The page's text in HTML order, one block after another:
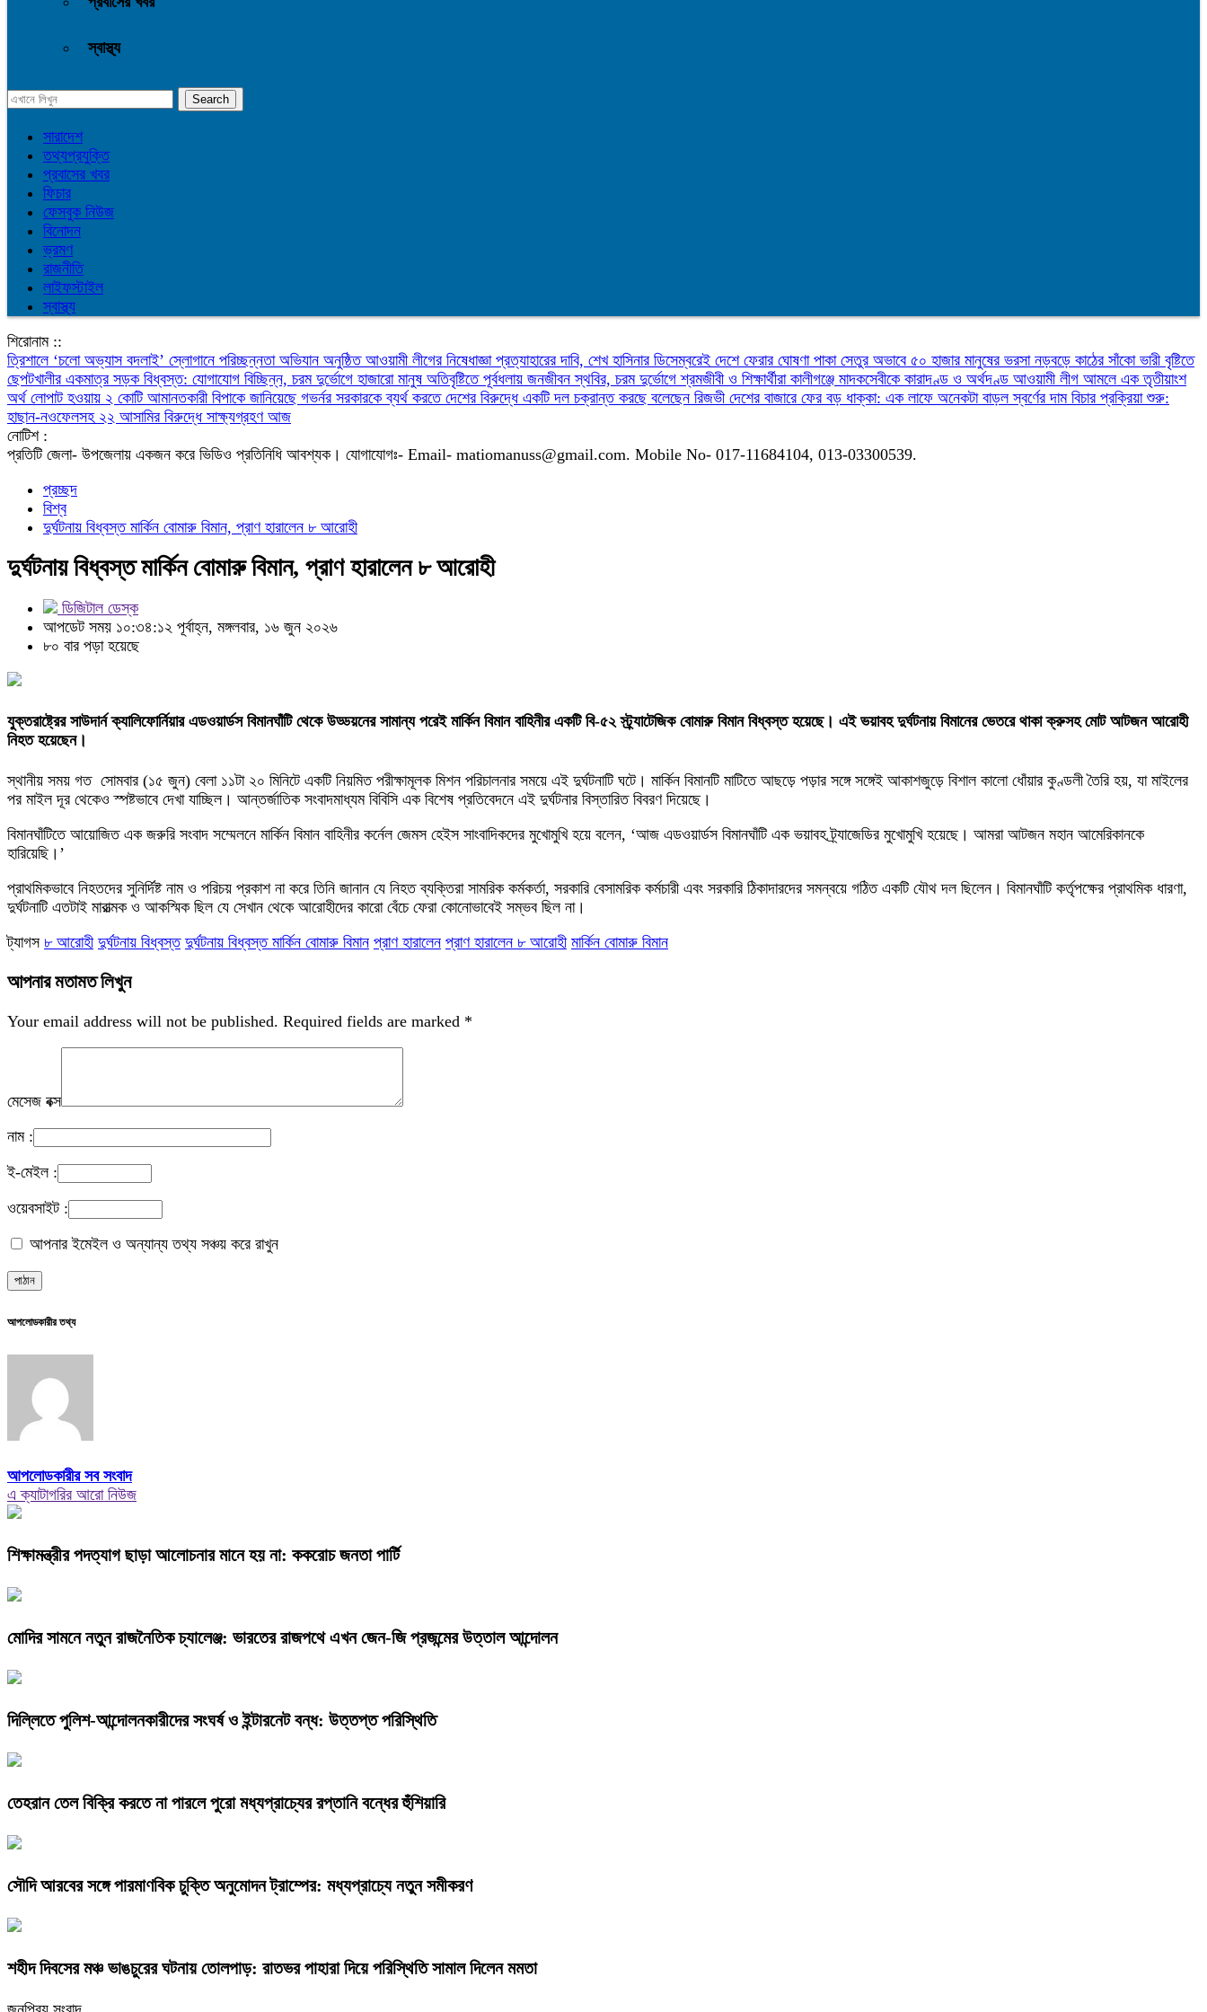
স্বাস্থ্য
সারাদেশ
তথ্যপ্রযুক্তি
প্রবাসের খবর
ফিচার
ফেসবুক নিউজ
বিনোদন
ভ্রমণ
রাজনীতি
লাইফস্টাইল
স্বাস্থ্য
শিরোনাম ::
‎ত্রিশালে ‘চলো অভ্যাস বদলাই’ স্লোগানে পরিচ্ছন্নতা অভিযান অনুষ্ঠিত আওয়ামী লীগের নিষেধাজ্ঞা প্রত্যাহারের দাবি, শেখ হাসিনার ডিসেম্বরেই দেশে ফেরার ঘোষণা পাকা সেতুর অভাবে ৫০ হাজার মানুষের ভরসা নড়বড়ে কাঠের সাঁকো ভারী বৃষ্টিতে
ছেপটখালীর একমাত্র সড়ক বিধ্বস্ত: যোগাযোগ বিচ্ছিন্ন, চরম দুর্ভোগে হাজারো মানুষ অতিবৃষ্টিতে পূর্বধলায় জনজীবন স্থবির, চরম দুর্ভোগে শ্রমজীবী ও শিক্ষার্থীরা কালীগঞ্জে মাদকসেবীকে কারাদণ্ড ও অর্থদণ্ড আওয়ামী লীগ আমলে এক তৃতীয়াংশ
অর্থ লোপাট হওয়ায় ২ কোটি আমানতকারী বিপাকে জানিয়েছে গভর্নর সরকারকে ব্যর্থ করতে দেশের বিরুদ্ধে একটি দল চক্রান্ত করছে বলেছেন রিজভী দেশের বাজারে ফের বড় ধাক্কা: এক লাফে অনেকটা বাড়ল স্বর্ণের দাম বিচার প্রক্রিয়া শুরু:
হাছান-নওফেলসহ ২২ আসামির বিরুদ্ধে সাক্ষ্যগ্রহণ আজ
নোটিশ :
প্রতিটি জেলা- উপজেলায় একজন করে ভিডিও প্রতিনিধি আবশ্যক। যোগাযোগঃ- Email- matiomanuss@gmail.com. Mobile No- 017-11684104, 013-03300539.
প্রচ্ছদ
বিশ্ব
দুর্ঘটনায় বিধ্বস্ত মার্কিন বোমারু বিমান, প্রাণ হারালেন ৮ আরোহী
দুর্ঘটনায় বিধ্বস্ত মার্কিন বোমারু বিমান, প্রাণ হারালেন ৮ আরোহী
ডিজিটাল ডেস্ক
আপডেট সময় ১০:৩৪:১২ পূর্বাহ্ন, মঙ্গলবার, ১৬ জুন ২০২৬
৮০ বার পড়া হয়েছে
যুক্তরাষ্ট্রের সাউদার্ন ক্যালিফোর্নিয়ার এডওয়ার্ডস বিমানঘাঁটি থেকে উড্ডয়নের সামান্য পরেই মার্কিন বিমান বাহিনীর একটি বি-৫২ স্ট্র্যাটেজিক বোমারু বিমান বিধ্বস্ত হয়েছে। এই ভয়াবহ দুর্ঘটনায় বিমানের ভেতরে থাকা ক্রুসহ মোট আটজন আরোহী
নিহত হয়েছেন।
স্থানীয় সময় গত সোমবার (১৫ জুন) বেলা ১১টা ২০ মিনিটে একটি নিয়মিত পরীক্ষামূলক মিশন পরিচালনার সময়ে এই দুর্ঘটনাটি ঘটে। মার্কিন বিমানটি মাটিতে আছড়ে পড়ার সঙ্গে সঙ্গেই আকাশজুড়ে বিশাল কালো ধোঁয়ার কুণ্ডলী তৈরি হয়, যা মাইলের
পর মাইল দূর থেকেও স্পষ্টভাবে দেখা যাচ্ছিল। আন্তর্জাতিক সংবাদমাধ্যম বিবিসি এক বিশেষ প্রতিবেদনে এই দুর্ঘটনার বিস্তারিত বিবরণ দিয়েছে।
বিমানঘাঁটিতে আয়োজিত এক জরুরি সংবাদ সম্মেলনে মার্কিন বিমান বাহিনীর কর্নেল জেমস হেইস সাংবাদিকদের মুখোমুখি হয়ে বলেন, ‘আজ এডওয়ার্ডস বিমানঘাঁটি এক ভয়াবহ ট্র্যাজেডির মুখোমুখি হয়েছে। আমরা আটজন মহান আমেরিকানকে
হারিয়েছি।’
প্রাথমিকভাবে নিহতদের সুনির্দিষ্ট নাম ও পরিচয় প্রকাশ না করে তিনি জানান যে নিহত ব্যক্তিরা সামরিক কর্মকর্তা, সরকারি বেসামরিক কর্মচারী এবং সরকারি ঠিকাদারদের সমন্বয়ে গঠিত একটি যৌথ দল ছিলেন। বিমানঘাঁটি কর্তৃপক্ষের প্রাথমিক ধারণা,
দুর্ঘটনাটি এতটাই মারাত্মক ও আকস্মিক ছিল যে সেখান থেকে আরোহীদের কারো বেঁচে ফেরা কোনোভাবেই সম্ভব ছিল না।
ট্যাগস ৮ আরোহী দুর্ঘটনায় বিধ্বস্ত দুর্ঘটনায় বিধ্বস্ত মার্কিন বোমারু বিমান প্রাণ হারালেন প্রাণ হারালেন ৮ আরোহী মার্কিন বোমারু বিমান
আপনার মতামত লিখুন
Your email address will not be published. Required fields are marked *
মেসেজ বক্স
নাম :
ই-মেইল :
ওয়েবসাইট :
আপনার ইমেইল ও অন্যান্য তথ্য সঞ্চয় করে রাখুন
আপলোডকারীর তথ্য
আপলোডকারীর সব সংবাদ
এ ক্যাটাগরির আরো নিউজ
শিক্ষামন্ত্রীর পদত্যাগ ছাড়া আলোচনার মানে হয় না: ককরোচ জনতা পার্টি
মোদির সামনে নতুন রাজনৈতিক চ্যালেঞ্জ: ভারতের রাজপথে এখন জেন-জি প্রজন্মের উত্তাল আন্দোলন
দিল্লিতে পুলিশ-আন্দোলনকারীদের সংঘর্ষ ও ইন্টারনেট বন্ধ: উত্তপ্ত পরিস্থিতি
তেহরান তেল বিক্রি করতে না পারলে পুরো মধ্যপ্রাচ্যের রপ্তানি বন্ধের হুঁশিয়ারি
সৌদি আরবের সঙ্গে পারমাণবিক চুক্তি অনুমোদন ট্রাম্পের: মধ্যপ্রাচ্যে নতুন সমীকরণ
​শহীদ দিবসের মঞ্চ ভাঙচুরের ঘটনায় তোলপাড়: রাতভর পাহারা দিয়ে পরিস্থিতি সামাল দিলেন মমতা